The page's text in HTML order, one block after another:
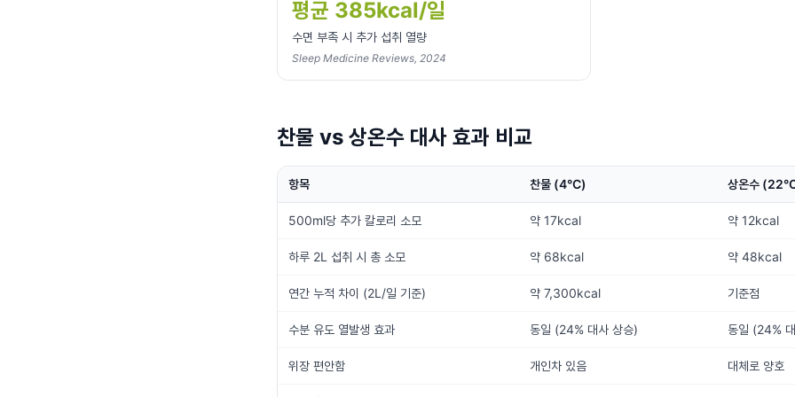
평균 385kcal/일
수면 부족 시 추가 섭취 열량
Sleep Medicine Reviews, 2024
찬물 vs 상온수 대사 효과 비교
항목 찬물 (4°C) 상온수
500ml당 추가 칼로리 소모 약 17kcal 약 12kcal
하루 2L 섭취 시 총 소모 약 68kcal 약 48kcal
연간 누적 차이 (2L/일 기준) 약 7,300kcal 기준점
수분 유도 열발생 효과 동일 (24% 대사 상승) 동일 (24%
위장 편안함 개인차 있음 대체로 양호